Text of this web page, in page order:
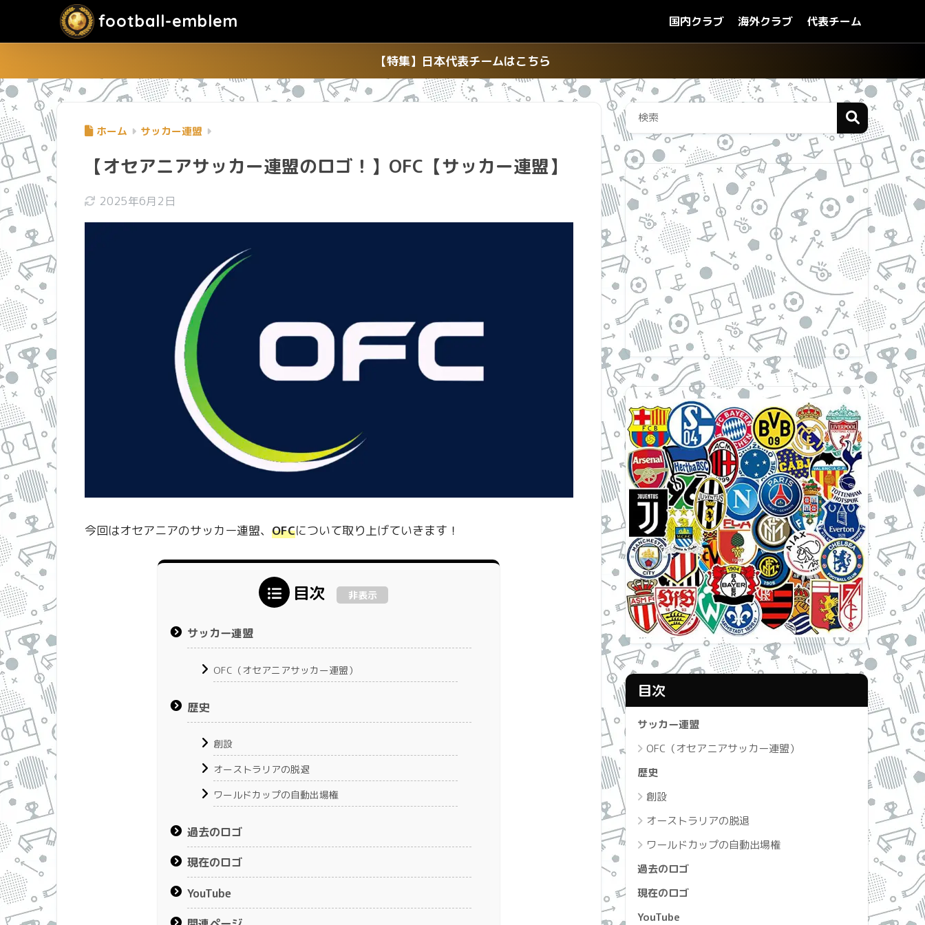
football-emblem 国内クラブ 海外クラブ 代表チーム
【特集】日本代表チームはこちら
ホーム サッカー連盟
【オセアニアサッカー連盟のロゴ！】OFC【サッカー連盟】
2025年6月2日
今回はオセアニアのサッカー連盟、 OFCについて取り上げていきます！
目次 非表示
サッカー連盟
OFC（オセアニアサッカー連盟）
歴史
創設
オーストラリアの脱退
ワールドカップの自動出場権
過去のロゴ
現在のロゴ
YouTube
目次
サッカー連盟
OFC（オセアニアサッカー連盟）
歴史
創設
オーストラリアの脱退
ワールドカップの自動出場権
過去のロゴ
現在のロゴ
YouTube